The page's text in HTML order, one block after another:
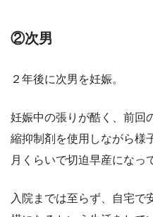
②次男
２年後に次男を妊娠。
妊娠中の張りが酷く、前回
縮抑制剤を使用しながら様
月くらいで切迫早産になっ
入院までは至らず、自宅で